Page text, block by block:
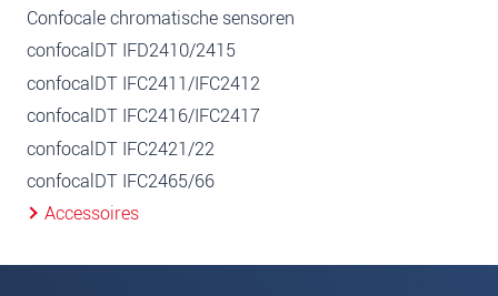
Confocale chromatische sensoren
confocalDT IFD2410/2415
confocalDT IFC2411/IFC2412
confocalDT IFC2416/IFC2417
confocalDT IFC2421/22
confocalDT IFC2465/66
Accessoires